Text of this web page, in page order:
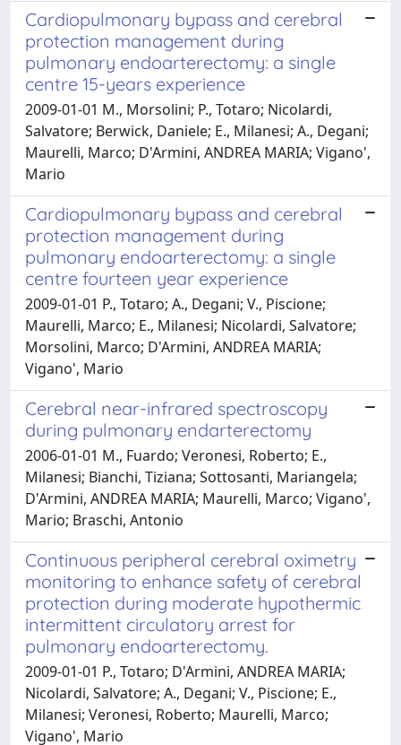
Cardiopulmonary bypass and cerebral
protection management during
pulmonary endoarterectomy: a single
centre 15-years experience
2009-01-01 M., Morsolini; P., Totaro; Nicolardi,
Salvatore; Berwick, Daniele; E., Milanesi; A., Degani;
Maurelli, Marco; D'Armini, ANDREA MARIA; Vigano',
Mario
Cardiopulmonary bypass and cerebral
protection management during
pulmonary endoarterectomy: a single
centre fourteen year experience
2009-01-01 P., Totaro; A., Degani; V., Piscione;
Maurelli, Marco; E., Milanesi; Nicolardi, Salvatore;
Morsolini, Marco; D'Armini, ANDREA MARIA;
Vigano', Mario
Cerebral near-infrared spectroscopy
during pulmonary endarterectomy
2006-01-01 M., Fuardo; Veronesi, Roberto; E.,
Milanesi; Bianchi, Tiziana; Sottosanti, Mariangela;
D'Armini, ANDREA MARIA; Maurelli, Marco; Vigano',
Mario; Braschi, Antonio
Continuous peripheral cerebral oximetry
monitoring to enhance safety of cerebral
protection during moderate hypothermic
intermittent circulatory arrest for
pulmonary endoarterectomy.
2009-01-01 P., Totaro; D'Armini, ANDREA MARIA;
Nicolardi, Salvatore; A., Degani; V., Piscione; E.,
Milanesi; Veronesi, Roberto; Maurelli, Marco;
Vigano', Mario